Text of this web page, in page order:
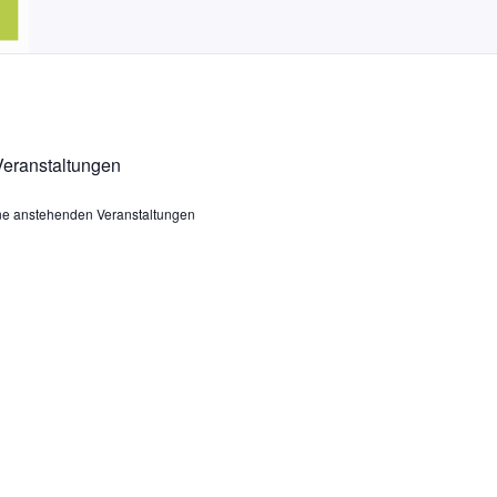
anstehenden Veranstaltungen